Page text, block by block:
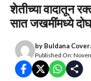
शेतीच्या वादातून
सात जखमींमध्ये
by Buldana
Published On: